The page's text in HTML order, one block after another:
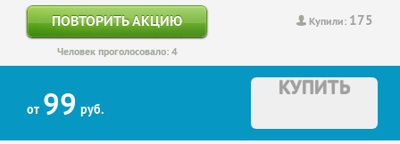
Купили: 175
ПОВТОРИТЬ АКЦИЮ
Человек проголосовало: 4
от 99 руб.
КУПИТЬ